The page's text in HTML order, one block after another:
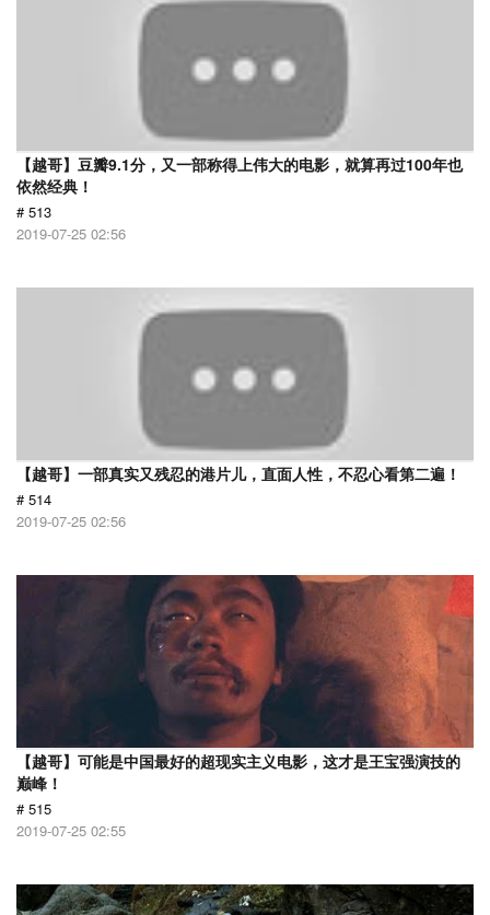
【越哥】豆瓣9.1分，又一部称得上伟大的电影，就算再过100年也
依然经典！
# 513
2019-07-25 02:56
【越哥】一部真实又残忍的港片儿，直面人性，不忍心看第二遍！
# 514
2019-07-25 02:56
【越哥】可能是中国最好的超现实主义电影，这才是王宝强演技的
巅峰！
# 515
2019-07-25 02:55